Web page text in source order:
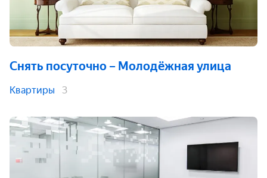
Снять посуточно – Молодёжная улица
Квартиры 3